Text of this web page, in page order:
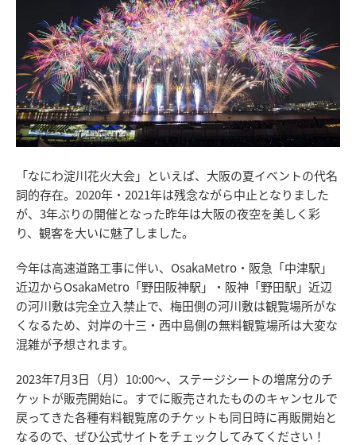
「なにわ淀川花火大会」といえば、大阪の夏イベントの代名
詞的存在。2020年・2021年は残念ながら中止となりました
が、3年ぶりの開催となった昨年は大阪の夜空を美しく彩
り、観客を大いに魅了しました。
今年は高速道路工事に伴い、OsakaMetro・阪急「中津駅」
近辺からOsakaMetro「野田阪神駅」・阪神「野田駅」近辺
の河川敷は完全立入禁止で、梅田側の河川敷は観覧場所がな
くなるため、対岸の十三・西中島側の無料観覧場所は大変な
混雑が予想されます。
2023年7月3日（月）10:00～、ステージシートの増席分のチ
ケットが販売開始に。すでに販売されたもののキャンセルで
戻ってきた各種有料観覧席のチケットも同日時に再販開始と
なるので、ぜひ公式サイトをチェックしてみてください！